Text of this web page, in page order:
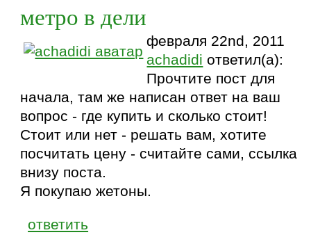
метро в дели
февраля 22nd, 2011
achadidi ответил(а):
Прочтите пост для
начала, там же написан ответ на ваш
вопрос - где купить и сколько стоит!
Стоит или нет - решать вам, хотите
посчитать цену - считайте сами, ссылка
внизу поста.
Я покупаю жетоны.
ответить